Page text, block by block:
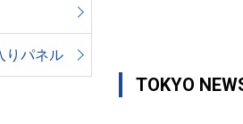
TOKYO
りパネル